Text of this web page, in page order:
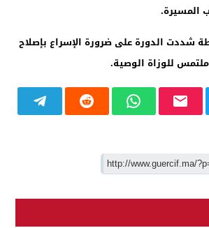
المسيرة.
شددت الدورة على ضرورة الإسراع بإصلاح
للوزاة الوصية.